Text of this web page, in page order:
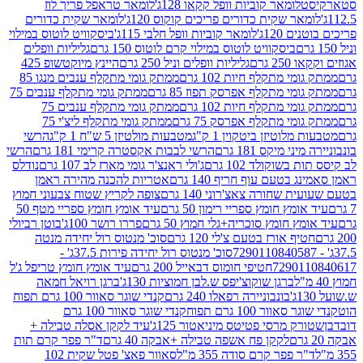
לומאר קוביות וופל קקאו 128ג'
לומאר טראפל פריך לוז
שקית כדורים פריכים קוקוס 120ג'
לומאר שקית כדורים
120ג'
לומאר קוביות וופל חלבי 115ג'
ביסקוויט לוטוס במילוי
ביסקוויט לוטוס במילוי קרם לוטוס 150 גרם
גליליות וופלים
גרם
גליליות וופלים וניל 250 גרם
היינץ מיוקטשופ 425
מתקלף חיות 102 גרם
ממתק גומי מתקלף ענבים מנגו 85
מתקלף אפרסק תפוז 85 גרם
ממתק גומי מתקלף ענבים 75
מתקלף חיות 102 גרם
ממתק גומי מתקלף ענבים 75
מתקלף אפרסק 75 גרם
ממתק גומי מתקלף ליצ'י 75
ביטקוין 1 ק"ג
מטבעות מולטיזן 5 ש"ח 1 ק"ג
הרשי
מיקס 181 גרם
הרשי לבבות אקסטרה קרימי 181 גרם
הרשי
102 גרם
ג'ולי ראנצ'ר גומי מארז לב 107 גרם
נודלס
עוף חריף 140 גרם
אטריות להכנה מהירה ראמן
שחורה צאצ'רוני 140 גרם
צופה לקריץ שטוח צבעוני חמוץ
חומץ ספריי רימון 50 גרם
עיד אומץ חומץ ספריי מטף 50
חומץ סוכריה+גלי חמוץ 50 גרם
פררו רושר 100ג'
בוטן רביולי
אורז בטעם צ'לי 120 גרם
סוכ' מנטוס רול יחידה מנטה
סוכ' מנטוס רול יחידה פירות 37.5ג' -
חטיפי חומוס דבאייל 200 גרם
עיד אומץ חומץ טריפל ג'ל
ברגן שוקוצ'יפס ש.לבן חמוציות 130ג'
ברגן רויאל חמאה
בונבוניירה רפאלו 240 גרם
קנדי שוגר סאוור 100 גרם תפוח
100 גרם תפוח
קנדי שוגר סאוור 100 גרם
מרסי פטיטס מיניאטור 125ג'
עיד לקקן אסלה טבילה +
לקקן פח אשפה טבילה +אבקה 40 גרם
ד"ר פפר קרם תות
פפר קרם סודה 355 מ"ל
סאוור פאצ' פטל שקית 102